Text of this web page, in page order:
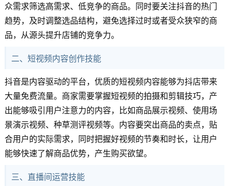
众需求筛选高需求、低竞争的商品。同时要关注抖音的热门
趋势，及时调整选品结构，避免选择过时或者受众狭窄的商
品，从源头提升店铺的竞争力。
二、短视频内容创作技能
抖音是内容驱动的平台，优质的短视频内容能够为抖店带来
大量免费流量。商家需要掌握短视频的拍摄和剪辑技巧，产
出能够吸引用户注意力的内容，比如商品展示视频、使用场
景演示视频、种草测评视频等。内容要突出商品的卖点，贴
合用户的实际需求，同时把握好视频的节奏和时长，让用户
能够快速了解商品优势，产生购买欲望。
三、直播间运营技能